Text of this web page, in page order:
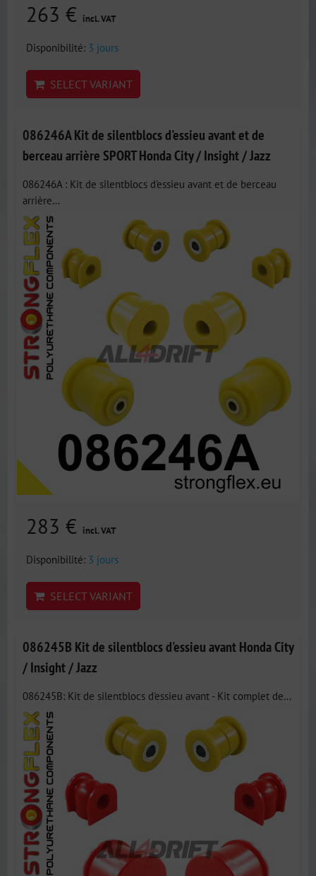
263 € incl. VAT
Disponibilité: 3 jours
SELECT VARIANT
086246A Kit de silentblocs d'essieu avant et de
berceau arrière SPORT Honda City / Insight / Jazz
086246A : Kit de silentblocs d'essieu avant et de berceau
arrière...
283 € incl. VAT
Disponibilité: 3 jours
SELECT VARIANT
086245B Kit de silentblocs d'essieu avant Honda City
/ Insight / Jazz
086245B: Kit de silentblocs d'essieu avant - Kit complet de...